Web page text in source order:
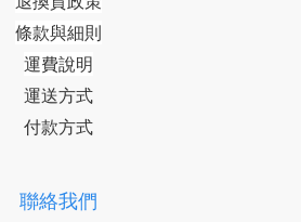
條款與細則
運費說明
運送方式
付款方式
聯絡我們